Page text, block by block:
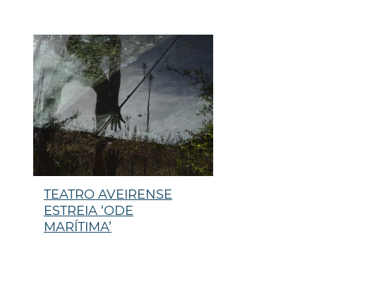
TEATRO AVEIRENSE
ESTREIA ‘ODE
MARÍTIMA’